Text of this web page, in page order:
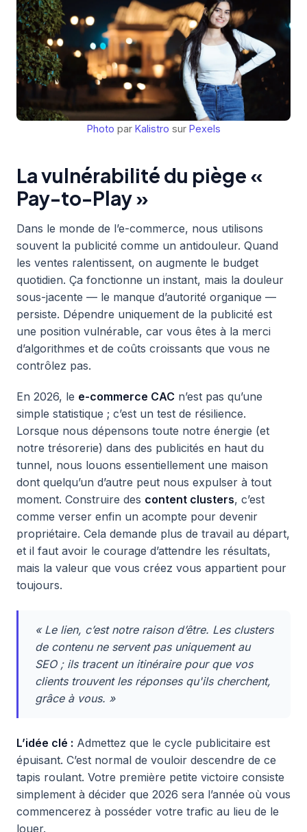
Photo par Kalistro sur Pexels
La vulnérabilité du piège «
Pay-to-Play »
Dans le monde de l’e-commerce, nous utilisons
souvent la publicité comme un antidouleur. Quand
les ventes ralentissent, on augmente le budget
quotidien. Ça fonctionne un instant, mais la douleur
sous-jacente — le manque d’autorité organique —
persiste. Dépendre uniquement de la publicité est
une position vulnérable, car vous êtes à la merci
d’algorithmes et de coûts croissants que vous ne
contrôlez pas.
En 2026, le e-commerce CAC n’est pas qu’une
simple statistique ; c’est un test de résilience.
Lorsque nous dépensons toute notre énergie (et
notre trésorerie) dans des publicités en haut du
tunnel, nous louons essentiellement une maison
dont quelqu’un d’autre peut nous expulser à tout
moment. Construire des content clusters, c’est
comme verser enfin un acompte pour devenir
propriétaire. Cela demande plus de travail au départ,
et il faut avoir le courage d’attendre les résultats,
mais la valeur que vous créez vous appartient pour
toujours.
« Le lien, c’est notre raison d’être. Les clusters
de contenu ne servent pas uniquement au
SEO ; ils tracent un itinéraire pour que vos
clients trouvent les réponses qu'ils cherchent,
grâce à vous. »
L’idée clé : Admettez que le cycle publicitaire est
épuisant. C’est normal de vouloir descendre de ce
tapis roulant. Votre première petite victoire consiste
simplement à décider que 2026 sera l’année où vous
commencerez à posséder votre trafic au lieu de le
louer.